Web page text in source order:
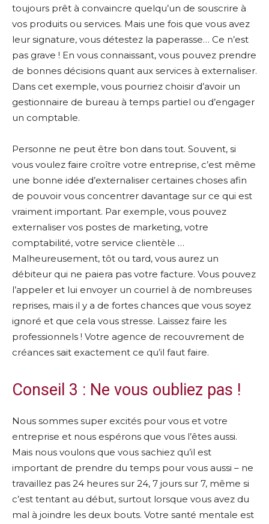
toujours prêt à convaincre quelqu’un de souscrire à
vos produits ou services. Mais une fois que vous avez
leur signature, vous détestez la paperasse… Ce n’est
pas grave ! En vous connaissant, vous pouvez prendre
de bonnes décisions quant aux services à externaliser.
Dans cet exemple, vous pourriez choisir d’avoir un
gestionnaire de bureau à temps partiel ou d’engager
un comptable.
Personne ne peut être bon dans tout. Souvent, si
vous voulez faire croître votre entreprise, c’est même
une bonne idée d’externaliser certaines choses afin
de pouvoir vous concentrer davantage sur ce qui est
vraiment important. Par exemple, vous pouvez
externaliser vos postes de marketing, votre
comptabilité, votre service clientèle …
Malheureusement, tôt ou tard, vous aurez un
débiteur qui ne paiera pas votre facture. Vous pouvez
l’appeler et lui envoyer un courriel à de nombreuses
reprises, mais il y a de fortes chances que vous soyez
ignoré et que cela vous stresse. Laissez faire les
professionnels ! Votre agence de recouvrement de
créances sait exactement ce qu’il faut faire.
Conseil 3 : Ne vous oubliez pas !
Nous sommes super excités pour vous et votre
entreprise et nous espérons que vous l’êtes aussi.
Mais nous voulons que vous sachiez qu’il est
important de prendre du temps pour vous aussi – ne
travaillez pas 24 heures sur 24, 7 jours sur 7, même si
c’est tentant au début, surtout lorsque vous avez du
mal à joindre les deux bouts. Votre santé mentale est